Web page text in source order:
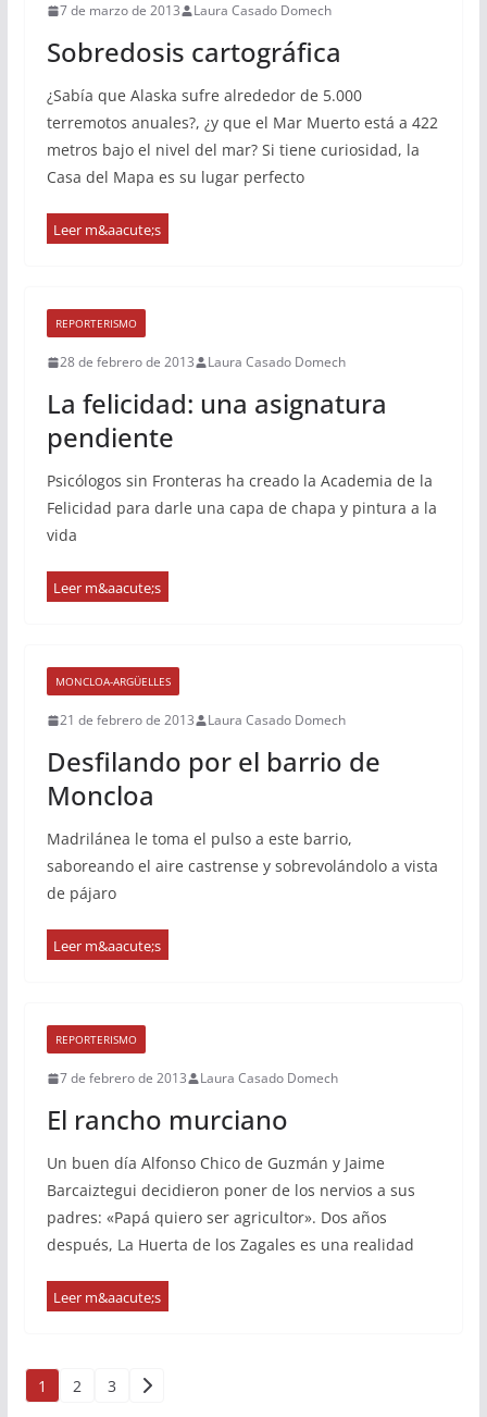
7 de marzo de 2013 Laura Casado Domech
Sobredosis cartográfica
¿Sabía que Alaska sufre alrededor de 5.000
terremotos anuales?, ¿y que el Mar Muerto está a 422
metros bajo el nivel del mar? Si tiene curiosidad, la
Casa del Mapa es su lugar perfecto
REPORTERISMO
28 de febrero de 2013 Laura Casado Domech
La felicidad: una asignatura
pendiente
Psicólogos sin Fronteras ha creado la Academia de la
Felicidad para darle una capa de chapa y pintura a la
vida
MONCLOA-ARGÜELLES
21 de febrero de 2013 Laura Casado Domech
Desfilando por el barrio de
Moncloa
Madrilánea le toma el pulso a este barrio,
saboreando el aire castrense y sobrevolándolo a vista
de pájaro
REPORTERISMO
7 de febrero de 2013 Laura Casado Domech
El rancho murciano
Un buen día Alfonso Chico de Guzmán y Jaime
Barcaiztegui decidieron poner de los nervios a sus
padres: «Papá quiero ser agricultor». Dos años
después, La Huerta de los Zagales es una realidad
Paginación
1 2 3